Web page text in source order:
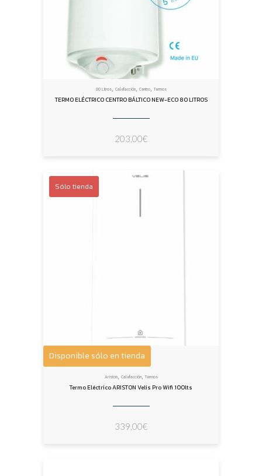
80 Litros, Calefacción, Centro, Termos
TERMO ELÉCTRICO CENTRO BÁLTICO NEW-ECO 80 LITROS
203,00€
Sólo tienda
Disponible sólo en tienda
Ariston, Calefacción, Termos
Termo Eléctrico ARISTON Velis Pro Wifi 100lts
339,00€